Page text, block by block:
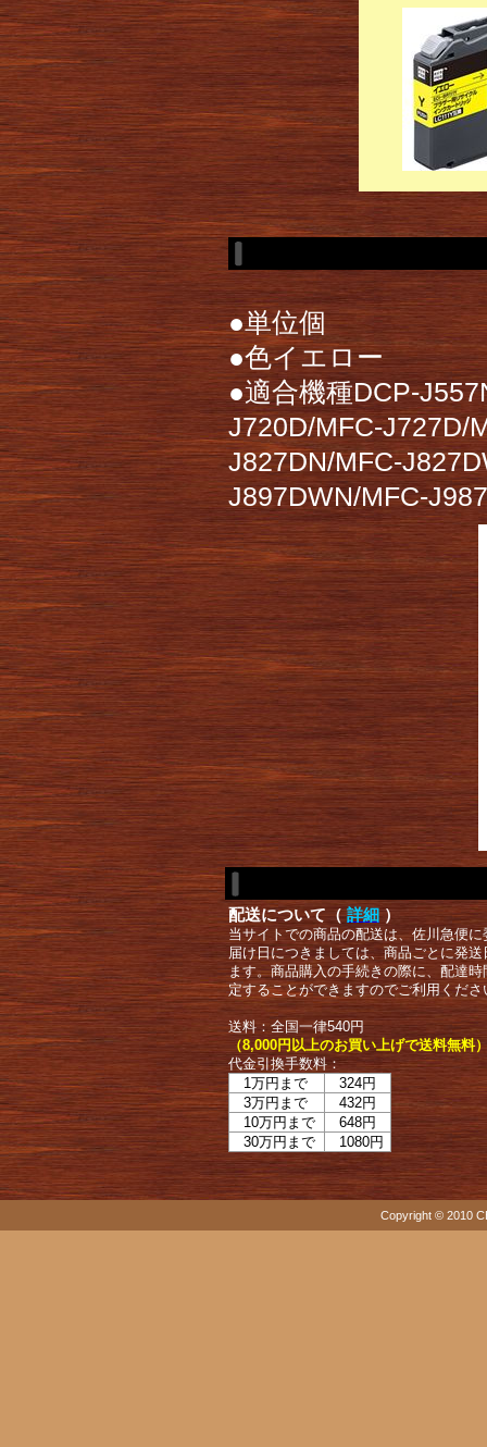
●単位個
●色イエロー
●適合機種DCP-
J720D/MFC-J727D/
J827DN/MFC-
J897DWN/MFC-
配送について（ 詳細 ）
当サイトでの商品の配送は、佐川急便
届け日につきましては、商品ごとに発
ます。商品購入の手続きの際に、配達
定することができますのでご利用くださ
送料：全国一律540円
（8,000円以上のお買い上げで送料無料
代金引換手数料：
1万円まで
324円
3万円まで
432円
10万円まで
648円
30万円まで
1080円
Copyright © 2010